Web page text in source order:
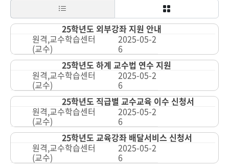
25학년도 외부강좌 지원 안내
원격,교수학습센터
(교수)
2025-05-2
6
25학년도 하계 교수법 연수 지원
원격,교수학습센터
(교수)
2025-05-2
6
25학년도 직급별 교수교육 이수 신청서
원격,교수학습센터
(교수)
2025-05-2
6
25학년도 교육강좌 배달서비스 신청서
원격,교수학습센터
(교수)
2025-05-2
6